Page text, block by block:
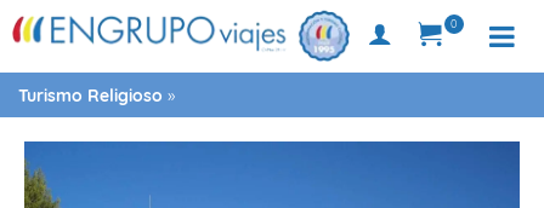
0
Turismo Religioso »